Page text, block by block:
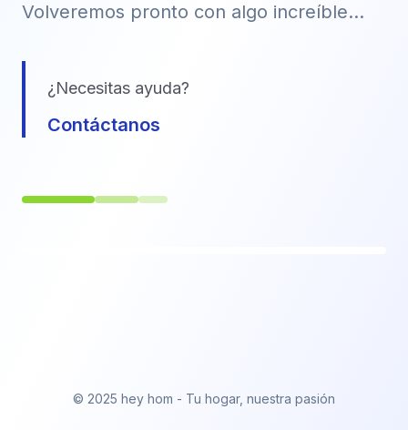
Volveremos pronto con algo increíble...
¿Necesitas ayuda?
Contáctanos
© 2025 hey hom - Tu hogar, nuestra pasión